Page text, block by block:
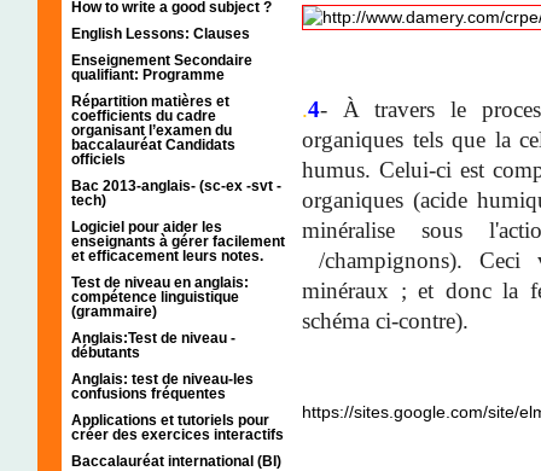
How to write a good subject ?
English Lessons: Clauses
Enseignement Secondaire
qualifiant: Programme
Répartition matières et
coefficients du cadre
organisant l’examen du
baccalauréat Candidats
officiels
Bac 2013-anglais- (sc-ex -svt -
tech)
Logiciel pour aider les
enseignants à gérer facilement
et efficacement leurs notes.
Test de niveau en anglais:
compétence linguistique
(grammaire)
Anglais:Test de niveau -
débutants
Anglais: test de niveau-les
confusions fréquentes
Applications et tutoriels pour
créer des exercices interactifs
Baccalauréat international (BI)
.4- À travers le
organiques tels que la
humus. Celui-ci est
organiques (acide
minéralise sous
/champignons).
minéraux ; et donc la
schéma ci-contre).
https://sites.google.com/site/